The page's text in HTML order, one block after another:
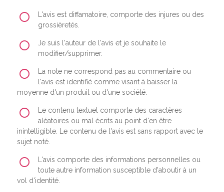
L'avis est diffamatoire, comporte des injures ou des
grossièretés.
Je suis l'auteur de l'avis et je souhaite le
modifier/supprimer.
La note ne correspond pas au commentaire ou
l'avis est identifié comme visant à baisser la
moyenne d'un produit ou d'une société.
Le contenu textuel comporte des caractères
aléatoires ou mal écrits au point d'en être
inintelligible. Le contenu de l'avis est sans rapport avec le
sujet noté.
L'avis comporte des informations personnelles ou
toute autre information susceptible d'aboutir à un
vol d'identité.